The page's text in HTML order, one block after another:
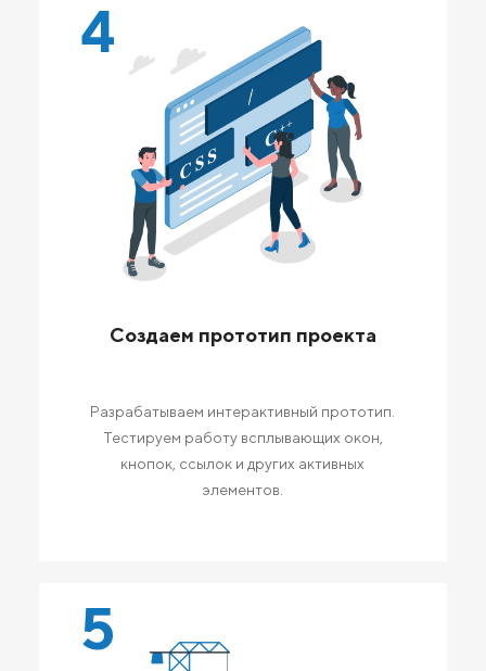
4
Создаем прототип проекта
Разрабатываем интерактивный прототип.
Тестируем работу всплывающих окон,
кнопок, ссылок и других активных
элементов.
5